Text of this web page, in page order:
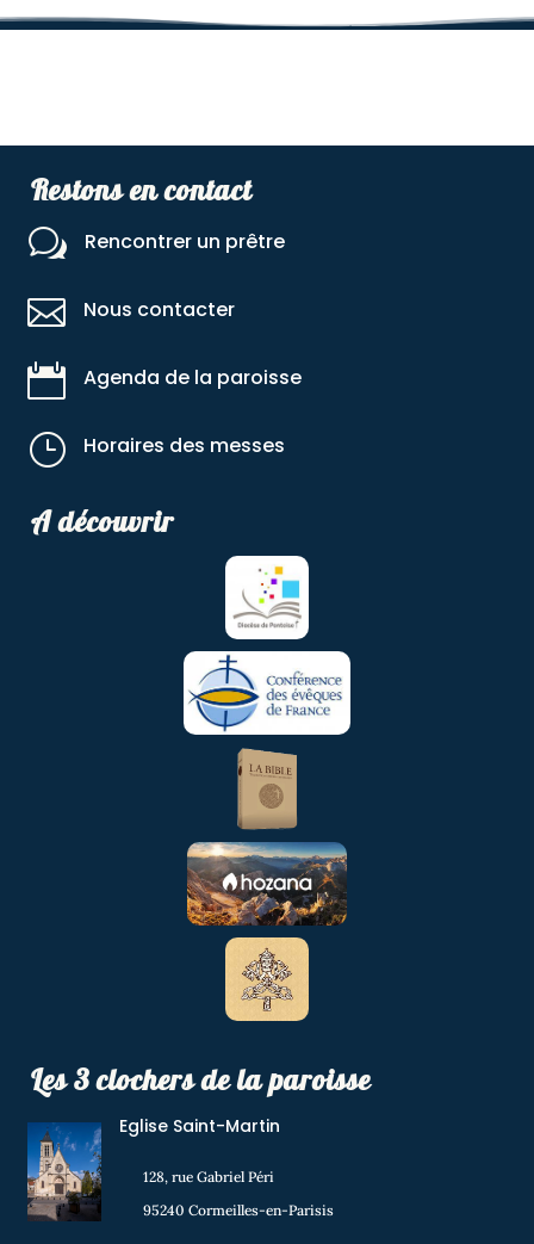
Restons en contact
w Rencontrer un prêtre
 Nous contacter
 Agenda de la paroisse
} Horaires des messes
A découvrir
Les 3 clochers de la paroisse
Eglise Saint-Martin
128, rue Gabriel Péri
95240 Cormeilles-en-Parisis